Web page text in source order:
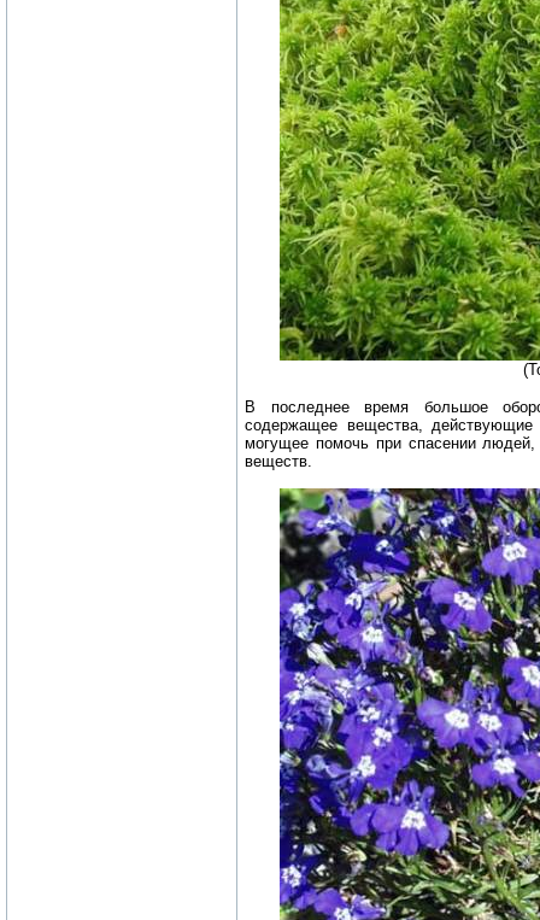
В последнее время большое
содержащее вещества,
могущее помочь при спасении
веществ.